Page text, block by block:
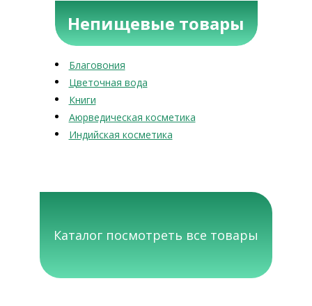
Непищевые товары
Благовония
Цветочная вода
Книги
Аюрведическая косметика
Индийская косметика
Каталог посмотреть все товары